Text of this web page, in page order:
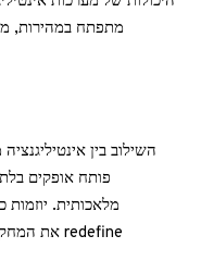
מתפתח במהירות,
השילוב בין
פותח אופקים
מלאכותית. יוזמות
redefine את המחקר המדעי והחקר, כפי שממחיש